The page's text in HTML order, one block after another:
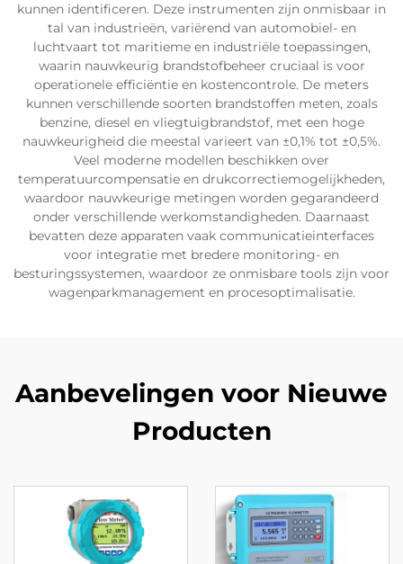
kunnen identificeren. Deze instrumenten zijn onmisbaar in
tal van industrieën, variërend van automobiel- en
luchtvaart tot maritieme en industriële toepassingen,
waarin nauwkeurig brandstofbeheer cruciaal is voor
operationele efficiëntie en kostencontrole. De meters
kunnen verschillende soorten brandstoffen meten, zoals
benzine, diesel en vliegtuigbrandstof, met een hoge
nauwkeurigheid die meestal varieert van ±0,1% tot ±0,5%.
Veel moderne modellen beschikken over
temperatuurcompensatie en drukcorrectiemogelijkheden,
waardoor nauwkeurige metingen worden gegarandeerd
onder verschillende werkomstandigheden. Daarnaast
bevatten deze apparaten vaak communicatieinterfaces
voor integratie met bredere monitoring- en
besturingssystemen, waardoor ze onmisbare tools zijn voor
wagenparkmanagement en procesoptimalisatie.
Aanbevelingen voor Nieuwe
Producten